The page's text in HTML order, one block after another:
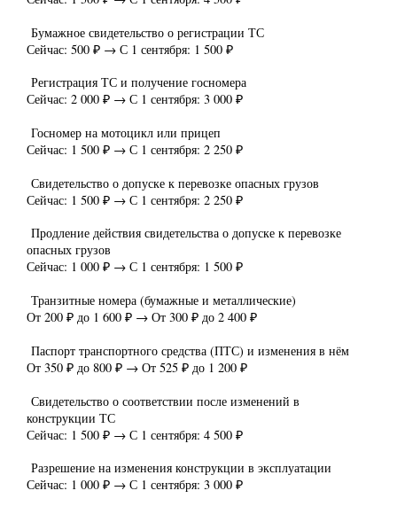
Бумажное свидетельство о регистрации ТС
Сейчас: 500 ₽ → С 1 сентября: 1 500 ₽
Регистрация ТС и получение госномера
Сейчас: 2 000 ₽ → С 1 сентября: 3 000 ₽
Госномер на мотоцикл или прицеп
Сейчас: 1 500 ₽ → С 1 сентября: 2 250 ₽
Свидетельство о допуске к перевозке опасных грузов
Сейчас: 1 500 ₽ → С 1 сентября: 2 250 ₽
Продление действия свидетельства о допуске к перевозке
опасных грузов
Сейчас: 1 000 ₽ → С 1 сентября: 1 500 ₽
Транзитные номера (бумажные и металлические)
От 200 ₽ до 1 600 ₽ → От 300 ₽ до 2 400 ₽
Паспорт транспортного средства (ПТС) и изменения в нём
От 350 ₽ до 800 ₽ → От 525 ₽ до 1 200 ₽
Свидетельство о соответствии после изменений в
конструкции ТС
Сейчас: 1 500 ₽ → С 1 сентября: 4 500 ₽
Разрешение на изменения конструкции в эксплуатации
Сейчас: 1 000 ₽ → С 1 сентября: 3 000 ₽